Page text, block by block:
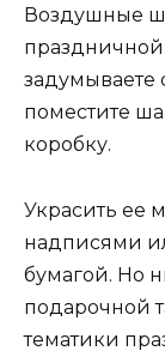
Воздушные
праздничной
задумываете
поместите
коробку.
Украсить ее
надписями
бумагой. Но
подарочной
тематики